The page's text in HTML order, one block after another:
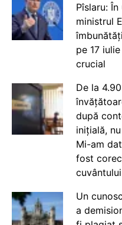
Pîslaru:
ministrul
pe 17
crucial
De la
după
inițială,
Mi-am
fost
cuvântului
Un
a